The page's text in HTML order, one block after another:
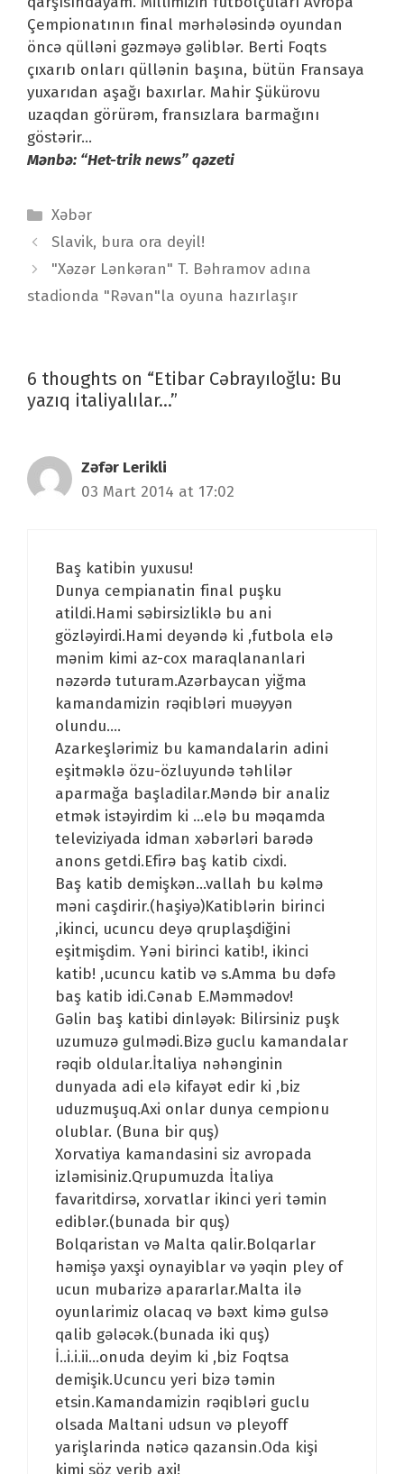
Çempionatının final mərhələsində oyundan
öncə qülləni gəzməyə gəliblər. Berti Foqts
çıxarıb onları qüllənin başına, bütün Fransaya
yuxarıdan aşağı baxırlar. Mahir Şükürovu
uzaqdan görürəm, fransızlara barmağını
göstərir…
Mənbə: “Het-trik news” qəzeti
Categories
Xəbər
Post
navigation
Slavik, bura ora deyil!
"Xəzər Lənkəran" T. Bəhramov adına
stadionda "Rəvan"la oyuna hazırlaşır
6 thoughts on “Etibar Cəbrayıloğlu: Bu
yazıq italiyalılar…”
Zəfər Lerikli
03 Mart 2014 at 17:02
Baş katibin yuxusu!
Dunya cempianatin final puşku
atildi.Hami səbirsizliklə bu ani
gözləyirdi.Hami deyəndə ki ,futbola elə
mənim kimi az-cox maraqlananlari
nəzərdə tuturam.Azərbaycan yiğma
kamandamizin rəqibləri muəyyən
olundu….
Azarkeşlərimiz bu kamandalarin adini
eşitməklə özu-özluyundə təhlilər
aparmağa başladilar.Məndə bir analiz
etmək istəyirdim ki …elə bu məqamda
televiziyada idman xəbərləri barədə
anons getdi.Efirə baş katib cixdi.
Baş katib demişkən…vallah bu kəlmə
məni caşdirir.(haşiyə)Katiblərin birinci
,ikinci, ucuncu deyə qruplaşdiğini
eşitmişdim. Yəni birinci katib!, ikinci
katib! ,ucuncu katib və s.Amma bu dəfə
baş katib idi.Cənab E.Məmmədov!
Gəlin baş katibi dinləyək: Bilirsiniz puşk
uzumuzə gulmədi.Bizə guclu kamandalar
rəqib oldular.İtaliya nəhənginin
dunyada adi elə kifayət edir ki ,biz
uduzmuşuq.Axi onlar dunya cempionu
olublar. (Buna bir quş)
Xorvatiya kamandasini siz avropada
izləmisiniz.Qrupumuzda İtaliya
favaritdirsə, xorvatlar ikinci yeri təmin
ediblər.(bunada bir quş)
Bolqaristan və Malta qalir.Bolqarlar
həmişə yaxşi oynayiblar və yəqin pley of
ucun mubarizə apararlar.Malta ilə
oyunlarimiz olacaq və bəxt kimə gulsə
qalib gələcək.(bunada iki quş)
İ..i.i.ii…onuda deyim ki ,biz Foqtsa
demişik.Ucuncu yeri bizə təmin
etsin.Kamandamizin rəqibləri guclu
olsada Maltani udsun və pleyoff
yarişlarinda nəticə qazansin.Oda kişi
kimi söz verib axi!